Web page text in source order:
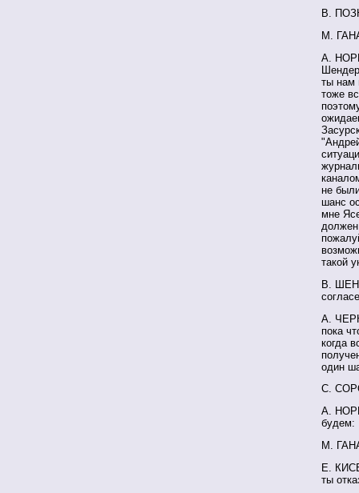
В.
М.
А.
ты нам
тоже
не
шанс
мне
должен
такой
В.
А.
пока
когда
один
С.
А.
будем:
М.
Е.
ты